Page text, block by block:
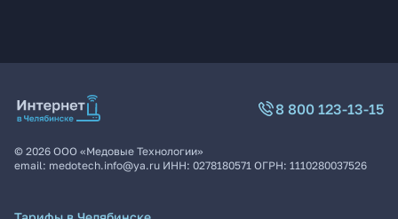
8 800 123-13-15
© 2026 ООО «Медовые Технологии»
email: medotech.info@ya.ru ИНН: 0278180571 ОГРН: 1110280037526